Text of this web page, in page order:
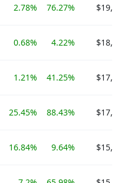
2.78% 76.27%
0.68% 4.22%
1.21% 41.25%
25.45% 88.43%
16.84% 9.64%